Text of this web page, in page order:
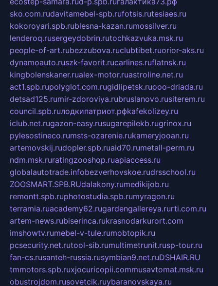
sko.com.rudavitamebel-spb.rufotsis.rutesiaes.ru
kokoroyari.spb.rublesna-kazan.rumossilver.ru
lenderoq.rusergeydobrin.rutochkazvuka.msk.ru
people-of-art.rubezzubova.ruclubtibet.ruorior-aks.ru
dynamoauto.ruszk-favorit.rucarlines.ruflatnsk.ru
kingbolenskaner.rualex-motor.ruastroline.net.ru
act1.spb.rupolyglot.com.rugidlipetsk.ruooo-driada.ru
detsad125.rumir-zdoroviya.rubruslanovo.rusiterem.ru
council.spb.ruлодкипатриот.рфkafekolizey.ru
iclub.net.rugazon-easy.rusugarepilekb.rugrinox.ru
pylesostineco.rumsts-ozarenie.rukameryjooan.ru
artemovskij.rudopler.spb.ruaid70.rumetall-perm.ru
ndm.msk.ruratingzooshop.ruapiaccess.ru
globalautotrade.infobezverhovskoe.rudrsschool.ru
ZOOSMART.SPB.RUdalakony.rumedikijob.ru
remontt.spb.ruphotostudia.spb.rumyragon.ru
terramia.ruacademy62.rugardengallereya.rurti.com.ru
artem-news.rubiserinca.rukrasnodarkurort.com
imshowtv.rumebel-v-tule.rumobtopik.ru
pcsecurity.net.rutool-sib.rumultimetrunit.rusp-tour.ru
fan-cs.rusanteh-russia.rusymbian9.net.ruDSHAIR.RU
tmmotors.spb.ruxjocuricopii.commusavtomat.msk.ru
obustrojdom.rusovetcik.ruybaranovskaya.ru